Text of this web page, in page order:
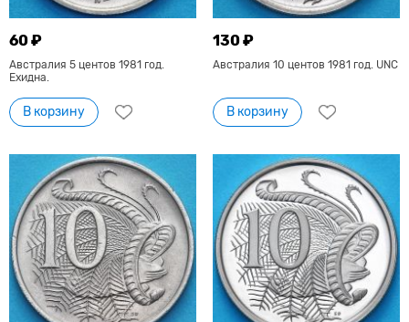
60 ₽
Австралия 5 центов 1981 год.
Ехидна.
В корзину
130 ₽
Австралия 10 центов 1981 год. UNC
В корзину